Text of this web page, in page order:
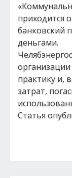
приходится
банковский
деньгами.
практику и,
затрат,
Статья